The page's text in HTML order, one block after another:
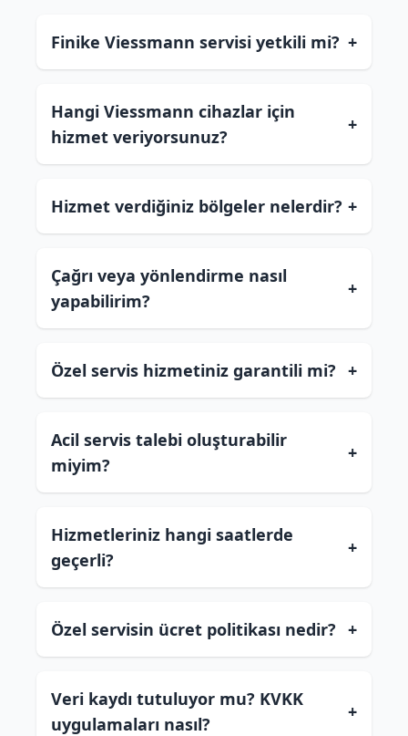
Finike Viessmann servisi yetkili mi? +
Hangi Viessmann cihazlar için
hizmet veriyorsunuz?
+
Hizmet verdiğiniz bölgeler nelerdir? +
Çağrı veya yönlendirme nasıl
yapabilirim?
+
Özel servis hizmetiniz garantili mi? +
Acil servis talebi oluşturabilir
miyim?
+
Hizmetleriniz hangi saatlerde
geçerli?
+
Özel servisin ücret politikası nedir? +
Veri kaydı tutuluyor mu? KVKK
uygulamaları nasıl?
+